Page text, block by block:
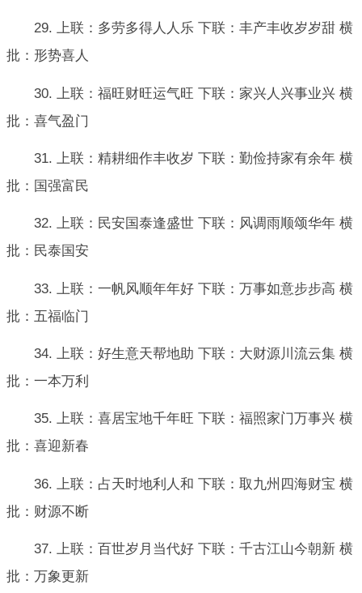
29. 上联：多劳多得人人乐 下联：丰产丰收岁岁甜 横
批：形势喜人
30. 上联：福旺财旺运气旺 下联：家兴人兴事业兴 横
批：喜气盈门
31. 上联：精耕细作丰收岁 下联：勤俭持家有余年 横
批：国强富民
32. 上联：民安国泰逢盛世 下联：风调雨顺颂华年 横
批：民泰国安
33. 上联：一帆风顺年年好 下联：万事如意步步高 横
批：五福临门
34. 上联：好生意天帮地助 下联：大财源川流云集 横
批：一本万利
35. 上联：喜居宝地千年旺 下联：福照家门万事兴 横
批：喜迎新春
36. 上联：占天时地利人和 下联：取九州四海财宝 横
批：财源不断
37. 上联：百世岁月当代好 下联：千古江山今朝新 横
批：万象更新